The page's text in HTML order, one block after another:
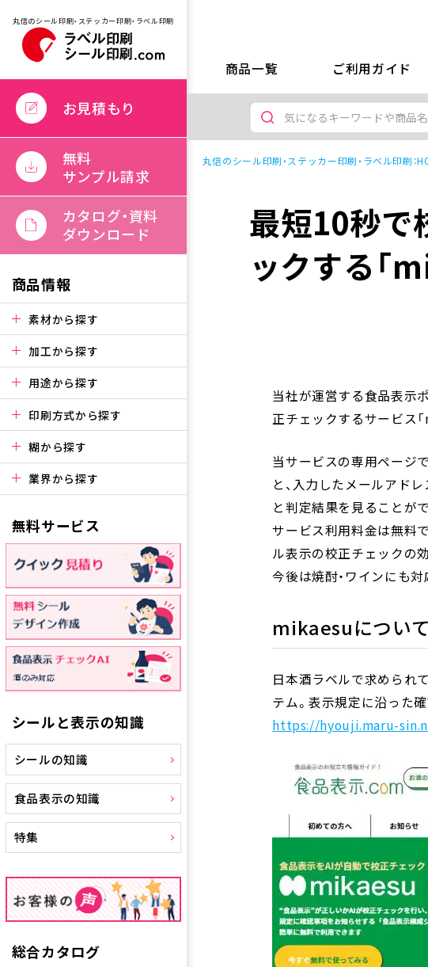
丸信のシール印刷・ステッカー印刷・ラベル印刷
商品一覧 ご利用ガイド
お見積もり
無料
サンプル請求
カタログ・資料
ダウンロード
商品情報
素材から探す
加工から探す
用途から探す
印刷方式から探す
糊から探す
業界から探す
無料サービス
シールと表示の知識
シールの知識
食品表示の知識
特集
総合カタログ
丸信のシール印刷・ステッカー印刷・ラベル印刷：
最短10秒で
ックする「
当社が運営する食品表示
正チェックするサービス
当サービスの専用ページ
と、入力したメールアド
と判定結果を見ることが
サービス利用料金は無料
ル表示の校正チェックの
今後は焼酎・ワインにも対
mikaesuについて
日本酒ラベルで求められ
テム。表示規定に沿った
https://hyouji.maru-